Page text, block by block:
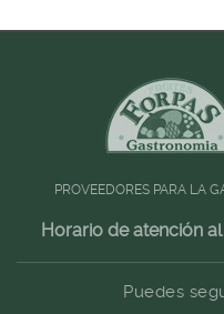
PROVEEDORES PARA LA
Horario de atención
Puedes